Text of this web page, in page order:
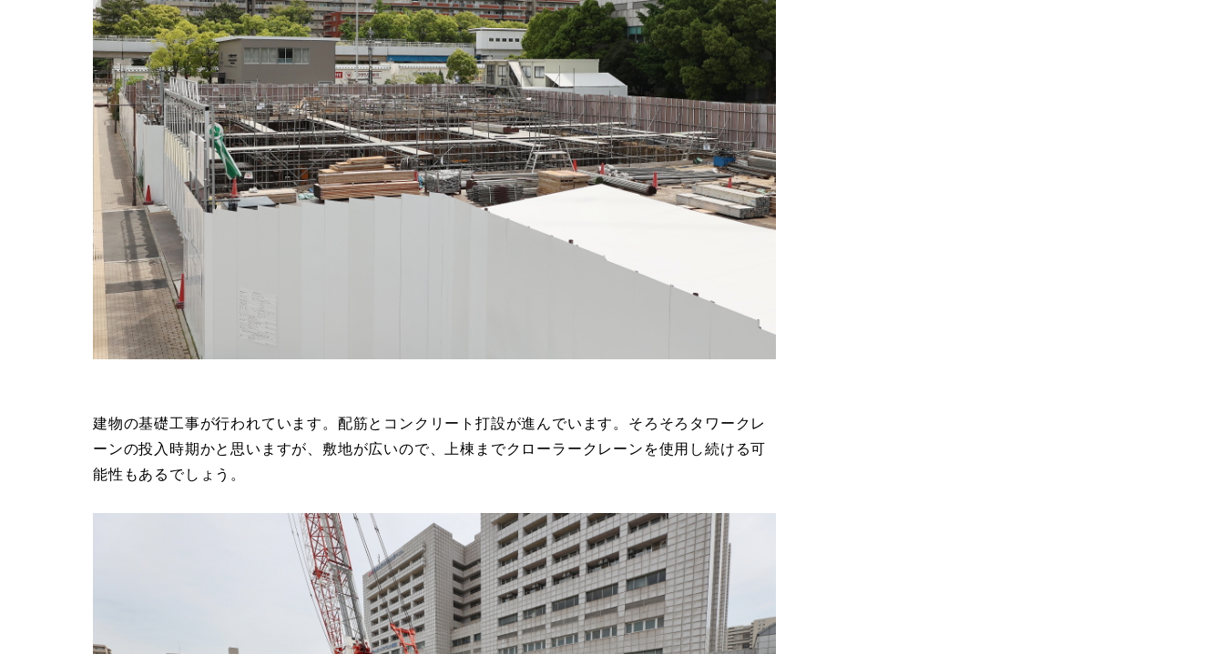
建物の基礎工事が行われています。配筋とコンクリート打設が進んでいます。そろそろタワークレ
ーンの投入時期かと思いますが、敷地が広いので、上棟までクローラークレーンを使用し続ける可
能性もあるでしょう。